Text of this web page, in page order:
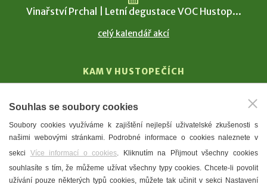
Vinařství Prchal | Letní degustace VOC Hustop...
celý kalendář akcí
KAM V HUSTOPEČÍCH
T. G. Masaryk
Mandloně
Ubytování
Restaurace
Souhlas se soubory cookies
Soubory cookies využíváme k zajištění nejlepší uživatelské zkušenosti s
našimi webovými stránkami. Podrobné informace o cookies naleznete v
sekci Více informací o cookies. Kliknutím na Přijmout všechny cookies
souhlasíte s tím, že můžeme užívat všechny typy cookies. Chcete-li povolit
užívání pouze některých typů cookies, můžete tak učinit v sekci Nastavení